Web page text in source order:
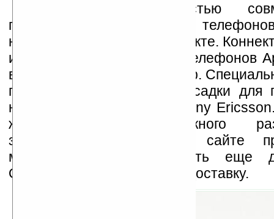
Аккумуляторы полностью
популярными моделями
насадкам, идущим в комплекте.
и micro-USB, а также для телефонов
входят в стандартный набор.
производитель добавил насадки для
нас моделей Samsung и Sony
же не нашли нужного
зарегистрировавшись на сайте
можно бесплатно заказать еще
Оплатить надо будет лишь доставку.